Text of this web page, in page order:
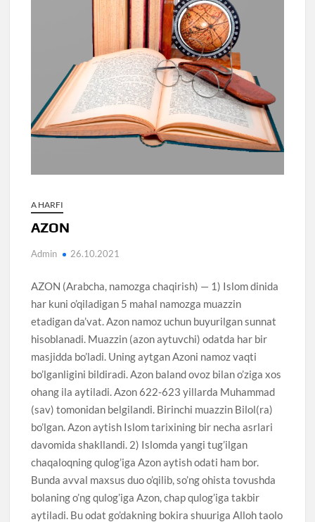
A HARFI
AZON
Admin 26.10.2021
AZON (Arabcha, namozga chaqirish) — 1) Islom dinida
har kuni o’qiladigan 5 mahal namozga muazzin
etadigan da’vat. Azon namoz uchun buyurilgan sunnat
hisoblanadi. Muazzin (azon aytuvchi) odatda har bir
masjidda bo’ladi. Uning aytgan Azoni namoz vaqti
bo’lganligini bildiradi. Azon baland ovoz bilan o’ziga xos
ohang ila aytiladi. Azon 622-623 yillarda Muhammad
(sav) tomonidan belgilandi. Birinchi muazzin Bilol(ra)
bo’lgan. Azon aytish Islom tarixining bir necha asrlari
davomida shakllandi. 2) Islomda yangi tug’ilgan
chaqaloqning qulog’iga Azon aytish odati ham bor.
Bunda avval maxsus duo o’qilib, so’ng ohista tovushda
bolaning o’ng qulog’iga Azon, chap qulog’iga takbir
aytiladi. Bu odat go’dakning bokira shuuriga Alloh taolo